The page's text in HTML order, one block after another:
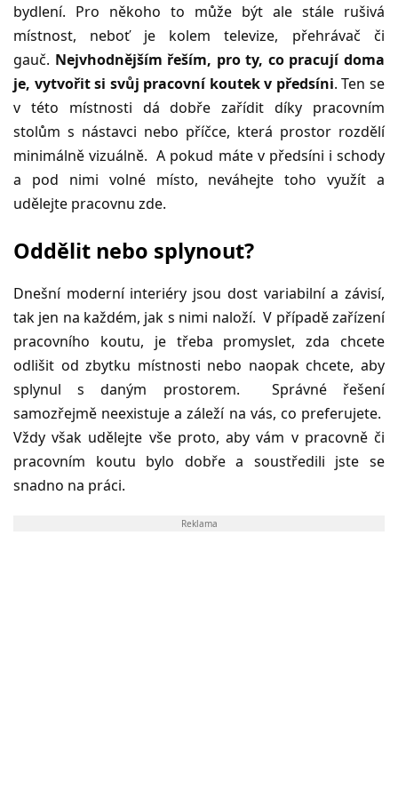
bydlení. Pro někoho to může být ale stále rušivá
místnost, neboť je kolem televize, přehrávač či
gauč. Nejvhodnějším řeším, pro ty, co pracují doma
je, vytvořit si svůj pracovní koutek v předsíni. Ten se
v této místnosti dá dobře zařídit díky pracovním
stolům s nástavci nebo příčce, která prostor rozdělí
minimálně vizuálně. A pokud máte v předsíni i schody
a pod nimi volné místo, neváhejte toho využít a
udělejte pracovnu zde.
Oddělit nebo splynout?
Dnešní moderní interiéry jsou dost variabilní a závisí,
tak jen na každém, jak s nimi naloží. V případě zařízení
pracovního koutu, je třeba promyslet, zda chcete
odlišit od zbytku místnosti nebo naopak chcete, aby
splynul s daným prostorem. Správné řešení
samozřejmě neexistuje a záleží na vás, co preferujete.
Vždy však udělejte vše proto, aby vám v pracovně či
pracovním koutu bylo dobře a soustředili jste se
snadno na práci.
Reklama